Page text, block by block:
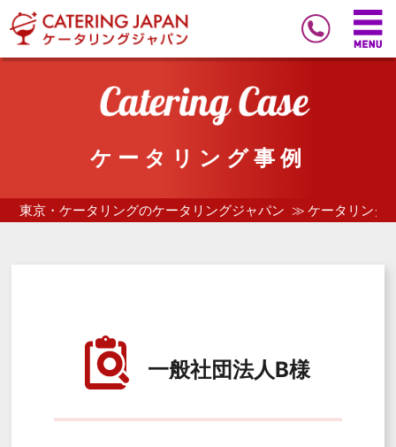
ケータリング事例
東京・ケータリングのケータリングジャパン ケータリング
一般社団法人B様